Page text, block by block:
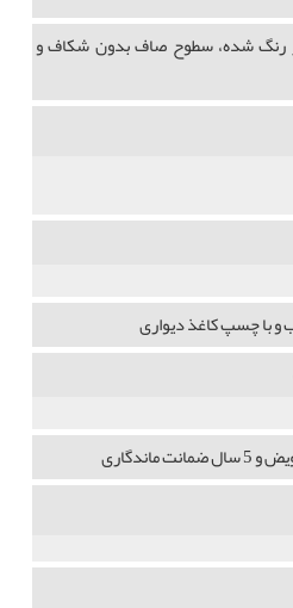
رنگ شده، سطوح صاف بدون شکاف و
با چسپ کاغذ دیواری